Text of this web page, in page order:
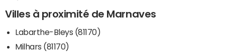
Villes à proximité de Marnaves
Labarthe-Bleys (81170)
Milhars (81170)